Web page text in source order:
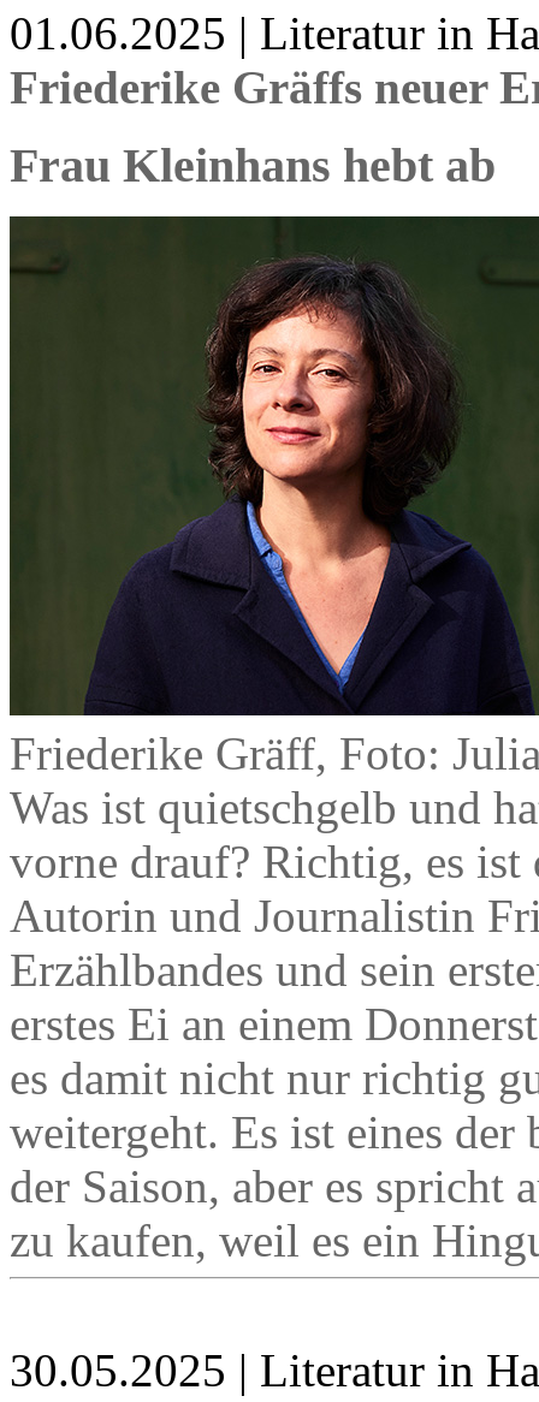
01.06.2025 | Literatur in
Friederike Gräffs neuer
Frau Kleinhans hebt ab
Friederike Gräff, Foto:
Was ist quietschgelb und
vorne drauf? Richtig, es ist
Autorin und Journalistin
Erzählbandes und sein
erstes Ei an einem
es damit nicht nur richtig
weitergeht. Es ist eines der
der Saison, aber es spricht
zu kaufen, weil es ein
30.05.2025 | Literatur in